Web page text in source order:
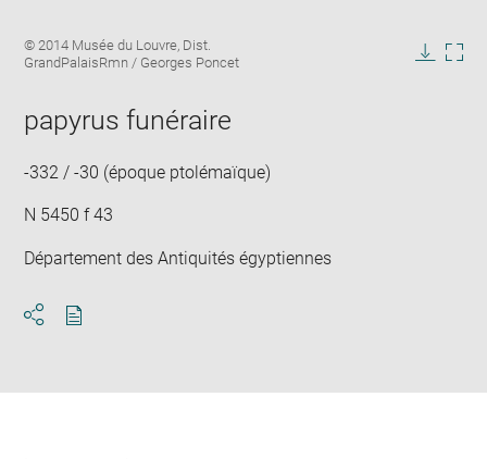
Image
caption:
© 2014 Musée du Louvre, Dist.
GrandPalaisRmn / Georges Poncet
papyrus funéraire
-332 / -30 (époque ptolémaïque)
N 5450 f 43
Département des Antiquités égyptiennes